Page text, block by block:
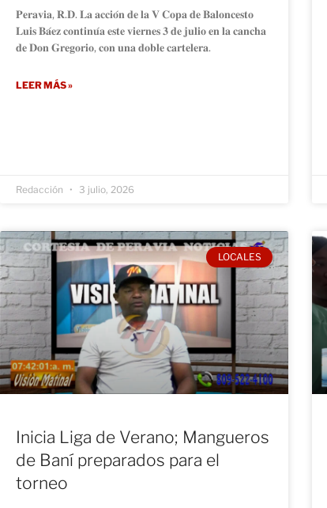
𝐏𝐞𝐫𝐚𝐯𝐢𝐚, 𝐑.𝐃. 𝐋𝐚 𝐚𝐜𝐜𝐢𝐨́𝐧 𝐝𝐞 𝐥𝐚 𝐕 𝐂𝐨𝐩𝐚 𝐝𝐞 𝐁𝐚𝐥𝐨𝐧𝐜𝐞𝐬𝐭𝐨
𝐋𝐮𝐢𝐬 𝐁𝐚́𝐞𝐳 𝐜𝐨𝐧𝐭𝐢𝐧𝐮́𝐚 𝐞𝐬𝐭𝐞 𝐯𝐢𝐞𝐫𝐧𝐞𝐬 𝟑 𝐝𝐞 𝐣𝐮𝐥𝐢𝐨 𝐞𝐧 𝐥𝐚 𝐜𝐚𝐧𝐜𝐡𝐚
𝐝𝐞 𝐃𝐨𝐧 𝐆𝐫𝐞𝐠𝐨𝐫𝐢𝐨, 𝐜𝐨𝐧 𝐮𝐧𝐚 𝐝𝐨𝐛𝐥𝐞 𝐜𝐚𝐫𝐭𝐞𝐥𝐞𝐫𝐚.
LEER MÁS »
Redacción 3 julio, 2026
LOCALES
Inicia Liga de Verano; Mangueros
de Baní preparados para el
torneo